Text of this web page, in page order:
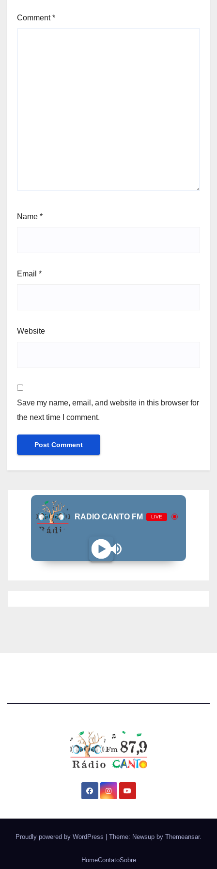
Comment*
Name *
Email *
Website
Save my name, email, and website in this browser for
the next time I comment.
RADIO CANTO FM LIVE
Proudly powered by WordPress Theme: Newsup by Themeansar.
HomeContatoSobre